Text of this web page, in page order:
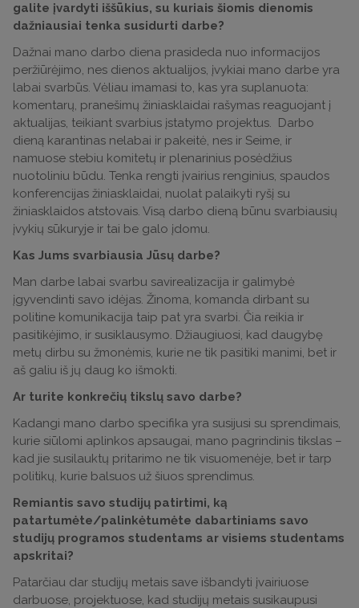
galite įvardyti iššūkius, su kuriais šiomis dienomis
dažniausiai tenka susidurti darbe?
Dažnai mano darbo diena prasideda nuo informacijos
peržiūrėjimo, nes dienos aktualijos, įvykiai mano darbe yra
labai svarbūs. Vėliau imamasi to, kas yra suplanuota:
komentarų, pranešimų žiniasklaidai rašymas reaguojant į
aktualijas, teikiant svarbius įstatymo projektus. Darbo
dieną karantinas nelabai ir pakeitė, nes ir Seime, ir
namuose stebiu komitetų ir plenarinius posėdžius
nuotoliniu būdu. Tenka rengti įvairius renginius, spaudos
konferencijas žiniasklaidai, nuolat palaikyti ryšį su
žiniasklaidos atstovais. Visą darbo dieną būnu svarbiausių
įvykių sūkuryje ir tai be galo įdomu.
Kas Jums svarbiausia Jūsų darbe?
Man darbe labai svarbu savirealizacija ir galimybė
įgyvendinti savo idėjas. Žinoma, komanda dirbant su
politine komunikacija taip pat yra svarbi. Čia reikia ir
pasitikėjimo, ir susiklausymo. Džiaugiuosi, kad daugybę
metų dirbu su žmonėmis, kurie ne tik pasitiki manimi, bet ir
aš galiu iš jų daug ko išmokti.
Ar turite konkrečių tikslų savo darbe?
Kadangi mano darbo specifika yra susijusi su sprendimais,
kurie siūlomi aplinkos apsaugai, mano pagrindinis tikslas –
kad jie susilauktų pritarimo ne tik visuomenėje, bet ir tarp
politikų, kurie balsuos už šiuos sprendimus.
Remiantis savo studijų patirtimi, ką
patartumėte/palinkėtumėte dabartiniams savo
studijų programos studentams ar visiems studentams
apskritai?
Patarčiau dar studijų metais save išbandyti įvairiuose
darbuose, projektuose, kad studijų metais susikaupusi